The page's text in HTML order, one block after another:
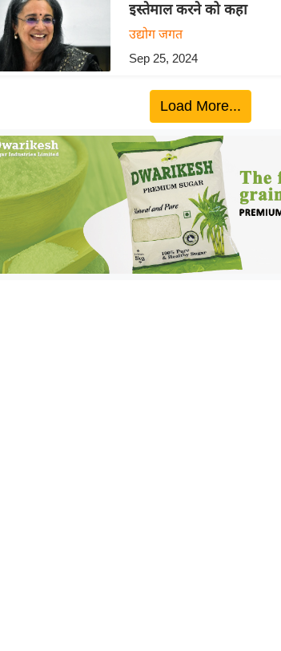
इस्तेमाल करने को कहा
उद्योग जगत
Sep 25, 2024
Load More...